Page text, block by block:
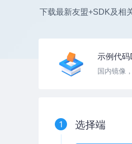
下载最新友盟+SDK及相
示例代
国内镜像
1 选择端